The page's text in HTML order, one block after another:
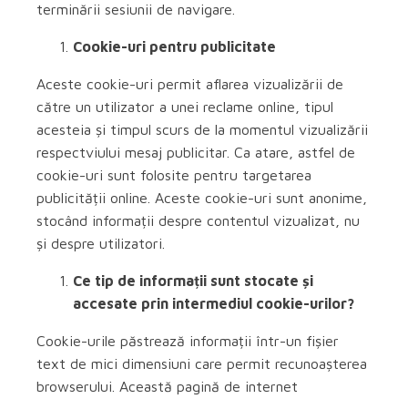
terminării sesiunii de navigare.
Cookie-uri pentru publicitate
Aceste cookie-uri permit aflarea vizualizării de
către un utilizator a unei reclame online, tipul
acesteia și timpul scurs de la momentul vizualizării
respectviului mesaj publicitar. Ca atare, astfel de
cookie-uri sunt folosite pentru targetarea
publicității online. Aceste cookie-uri sunt anonime,
stocând informații despre contentul vizualizat, nu
și despre utilizatori.
Ce tip de informații sunt stocate și
accesate prin intermediul cookie-urilor?
Cookie-urile păstrează informații într-un fișier
text de mici dimensiuni care permit recunoașterea
browserului. Această pagină de internet